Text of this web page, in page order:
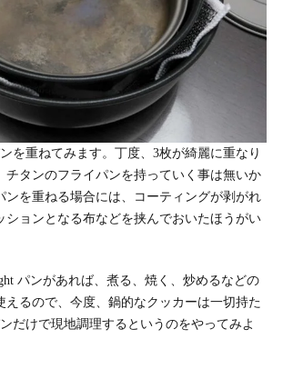
を重ねてみます。丁度、3枚が綺麗に重なり
チタンのフライパンを持っていく事は無いか
ンを重ねる場合には、コーティングが剥がれ
ションとなる布などを挟んでおいたほうがい
パンがあれば、煮る、焼く、炒めるなどの
えるので、今度、鍋的なクッカーは一切持た
だけで現地調理するというのをやってみよ